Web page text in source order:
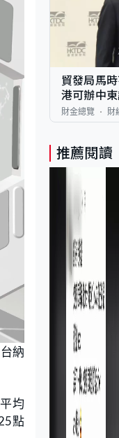
納
均
點
貿發局馬
港可辦中
財金總覽 財
推薦閱讀